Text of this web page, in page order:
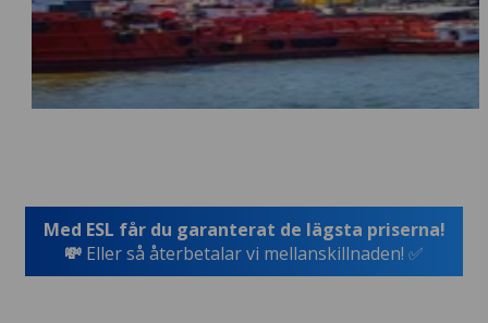
Med ESL får du garanterat de lägsta priserna!
💸 Eller så återbetalar vi mellanskillnaden! ✅